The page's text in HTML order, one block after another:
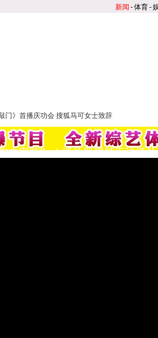
新闻 -体育-
门》首播庆功会 搜狐马可女士致辞
未安装flash播放器视频无法播